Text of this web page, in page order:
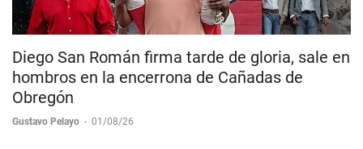
Diego San Román firma tarde de gloria, sale en
hombros en la encerrona de Cañadas de
Obregón
Gustavo Pelayo - 01/08/26